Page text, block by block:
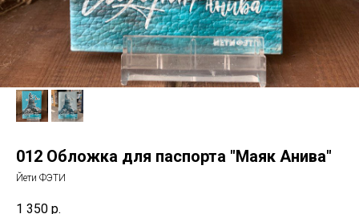
012 Обложка для паспорта "Маяк Анива"
Йети ФЭТИ
1 350 р.